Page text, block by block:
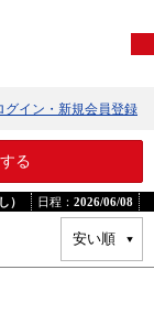
グイン・新規会員登録
る
） 日程： 2026/06/08